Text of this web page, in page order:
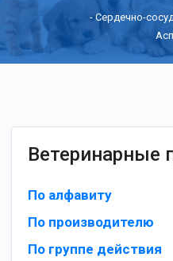
-Сердечно-
Ветеринарные
По алфавиту
По производителю
По группе действия